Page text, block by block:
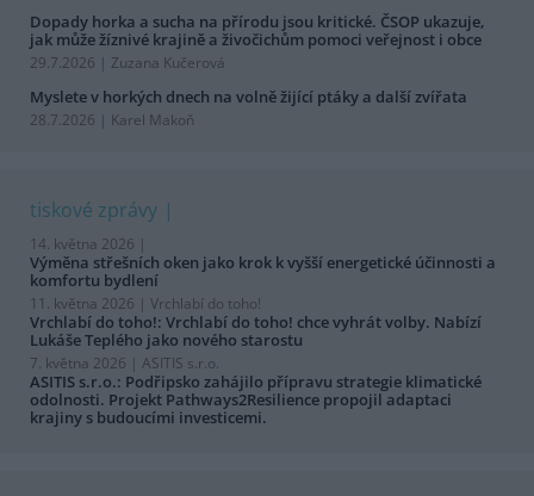
Dopady horka a sucha na přírodu jsou kritické. ČSOP ukazuje,
jak může žíznivé krajině a živočichům pomoci veřejnost i obce
29.7.2026 | Zuzana Kučerová
Myslete v horkých dnech na volně žijící ptáky a další zvířata
28.7.2026 | Karel Makoň
tiskové zprávy
14. května 2026 |
Výměna střešních oken jako krok k vyšší energetické účinnosti a
komfortu bydlení
11. května 2026 | Vrchlabí do toho!
Vrchlabí do toho!: Vrchlabí do toho! chce vyhrát volby. Nabízí
Lukáše Teplého jako nového starostu
7. května 2026 | ASITIS s.r.o.
ASITIS s.r.o.: Podřipsko zahájilo přípravu strategie klimatické
odolnosti. Projekt Pathways2Resilience propojil adaptaci
krajiny s budoucími investicemi.